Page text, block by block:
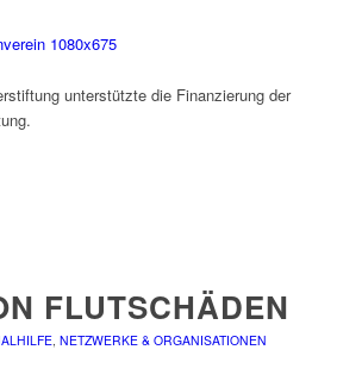
unterstützte die Finanzierung der
FLUTSCHÄDEN
, NETZWERKE & ORGANISATIONEN